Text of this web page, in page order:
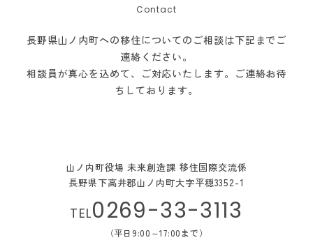
長野県山ノ内町への移住についてのご相談は下記までご
連絡ください。
相談員が真心を込めて、ご対応いたします。ご連絡お待
ちしております。
山ノ内町役場 未来創造課 移住国際交流係
長野県下高井郡山ノ内町大字平穏3352-1
TEL0269-33-3113
（平日9:00～17:00まで）